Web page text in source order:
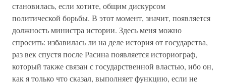
становилась, если хотите, общим дискурсом
политической борьбы. В этот момент, значит, появляется
должность министра истории. Здесь меня можно
спросить: избавилась ли на деле история от государства,
раз век спустя после Расина появляется историограф,
который также связан с государственной властью, ибо он,
как я только что сказал, выполняет функцию, если не